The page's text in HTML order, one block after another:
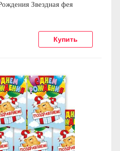
Звездная фея